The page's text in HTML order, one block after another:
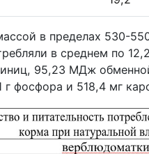
в пределах 530-
в среднем по
95,23 МДж
фосфора и 518,4 мг